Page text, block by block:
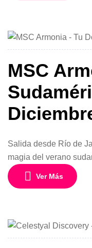
MSC
Salida desde Río de
magia del verano
Armonia, en un viaje
costas de Brasil. Este
Ver Más